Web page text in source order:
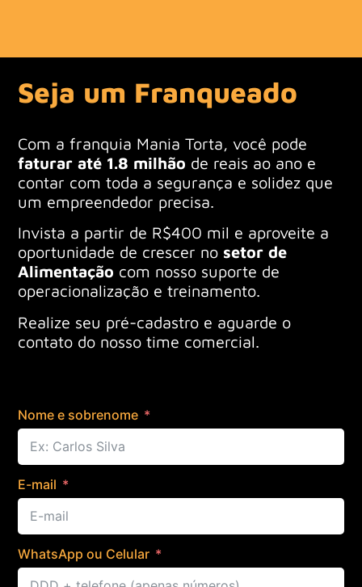
Seja um Franqueado
Com a franquia Mania Torta, você pode
faturar até 1.8 milhão de reais ao ano e
contar com toda a segurança e solidez que
um empreendedor precisa.
Invista a partir de R$400 mil e aproveite a
oportunidade de crescer no setor de
Alimentação com nosso suporte de
operacionalização e treinamento.
Realize seu pré-cadastro e aguarde o
contato do nosso time comercial.
Nome e sobrenome
E-mail
WhatsApp ou Celular